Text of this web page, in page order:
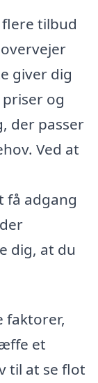
tilbud
giver dig
og
der passer
Ved at
få adgang
dig, at du
faktorer,
et
til at se flot